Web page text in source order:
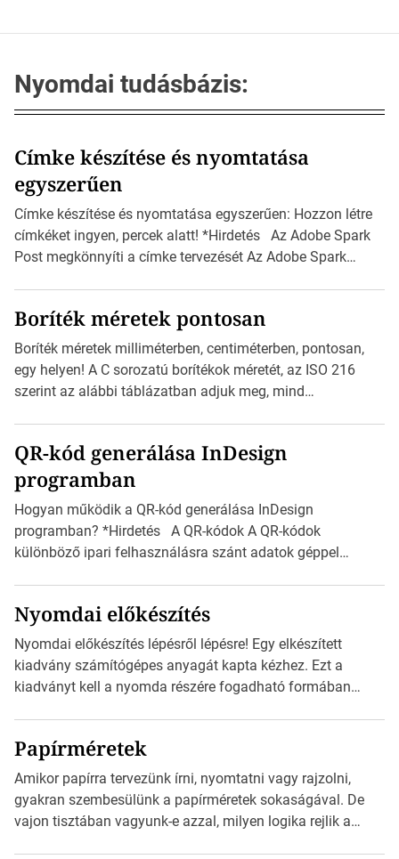
Nyomdai tudásbázis:
Címke készítése és nyomtatása
egyszerűen
Címke készítése és nyomtatása egyszerűen: Hozzon létre
címkéket ingyen, percek alatt! *Hirdetés Az Adobe Spark
Post megkönnyíti a címke tervezését Az Adobe Spark
igazán foroghatnak a kreatív fogaskerekek, miközben
zajlik a saját címke készítése. Hogyan készítsünk címkét?
Válasszon méretet és alakot: Válassza ki a kívánt címke
méretét. Akár néhány […]
Boríték méretek pontosan
Boríték méretek milliméterben, centiméterben, pontosan,
egy helyen! A C sorozatú borítékok méretét, az ISO 216
szerint az alábbi táblázatban adjuk meg, mind
mutatja az A4-es papírlaphoz viszonyítva. Az amerikai és
észak-amerikai boríték méretére az ISO 216 nem
vonatkozik. Boríték méretének táblázata C0-tól […]
QR-kód generálása InDesign
programban
Hogyan működik a QR-kód generálása InDesign
programban? *Hirdetés A QR-kódok A QR-kódok
különböző ipari felhasználásra szánt adatok géppel
okostelefonjára telepíthet egy QR-kód-leolvasó
alkalmazást, ami leolvasni és dekódolni képes az URL-
információt és átirányítja a telefon böngészőjét a cég
weblapjára. A QR-kód beolvasása után a felhasználó
Nyomdai előkészítés
Nyomdai előkészítés lépésről lépésre! Egy elkészített
kiadvány számítógépes anyagát kapta kézhez. Ezt a
kiadványt kell a nyomda részére fogadható formában
Illustratorban készült vektorgrafika. *Hirdetés Minden
esetben konzultáljunk a nyomdával, mielőtt elkezdjük a
nyomdai előkészítést!Nehogy az elkészült munka után
derüljön ki, hogy valamit másképp kellett volna csinálni! […]
Papírméretek
Amikor papírra tervezünk írni, nyomtatni vagy rajzolni,
gyakran szembesülünk a papírméretek sokaságával. De
vajon tisztában vagyunk-e azzal, milyen logika rejlik a